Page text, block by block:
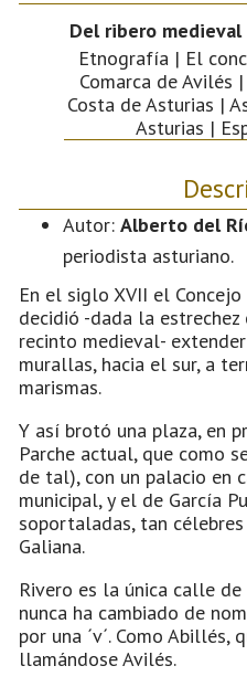
Del ribero
Etnografía | El
Comarca de Avilés
Costa de Asturias |
Asturias |
Autor: Alberto del
periodista asturiano.
En el siglo XVII el
decidió -dada la
recinto medieval-
murallas, hacia el sur, a
marismas.
Y así brotó una plaza, en
Parche actual, que como
de tal), con un palacio en
municipal, y el de García
soportaladas, tan
Galiana.
Rivero es la única calle
nunca ha cambiado de
por una ´v´. Como
llamándose Avilés.